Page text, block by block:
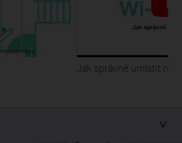
Jak správně umístit